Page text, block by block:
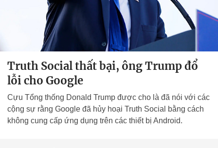
Truth Social thất bại, ông Trump đổ
lỗi cho Google
Cựu Tổng thống Donald Trump được cho là đã nói với các
cộng sự rằng Google đã hủy hoại Truth Social bằng cách
không cung cấp ứng dụng trên các thiết bị Android.